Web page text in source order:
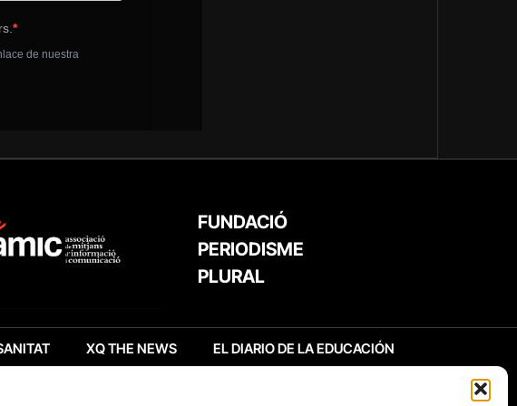
FUNDACIÓ
PERIODISME
PLURAL
XQ THE NEWS EL DIARIO DE LA EDUCACIÓN